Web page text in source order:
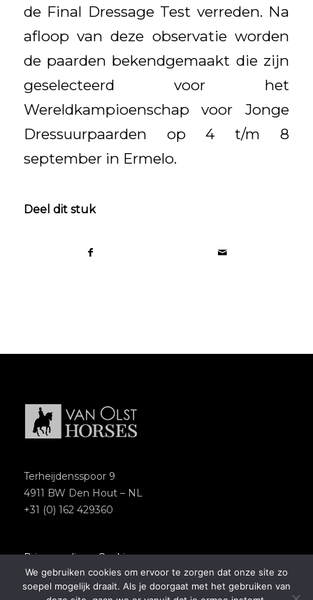
de Final Dressage Test verreden. Na
afloop van deze observatie worden
de paarden bekendgemaakt die zijn
geselecteerd voor het
Wereldkampioenschap voor Jonge
Dressuurpaarden op 4 t/m 8
september in Ermelo.
Deel dit stuk
Terheijdensspoor 9
4911 BW Den Hout – NL
+31 (0) 162 429360
Privacypolicy–Cookies
Copyright 2018 – Van Olst Horses
Website byNewmore
We gebruiken cookies om ervoor te zorgen dat onze site zo
soepel mogelijk draait. Als je doorgaat met het gebruiken van